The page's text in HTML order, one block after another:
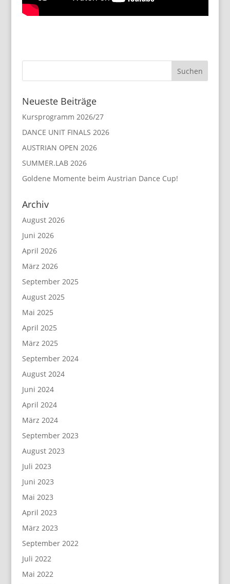
Neueste Beiträge
Kursprogramm 2026/27
DANCE UNIT FINALS 2026
AUSTRIAN OPEN 2026
SUMMER.LAB 2026
Goldene Momente beim Austrian Dance Cup!
Archiv
August 2026
Juni 2026
April 2026
März 2026
September 2025
August 2025
Mai 2025
April 2025
März 2025
September 2024
August 2024
Juni 2024
April 2024
März 2024
September 2023
August 2023
Juli 2023
Juni 2023
Mai 2023
April 2023
März 2023
September 2022
Juli 2022
Mai 2022